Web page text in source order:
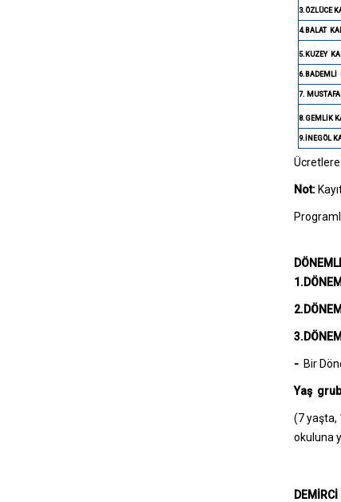
3.ÖZLÜCE
4.BALAT
5.KUZEY
6.BADEMLİ
7.
8.GEMLİK
9.İNEGÖL
Not:
1.
2.
- Bir
Yaş
(7 yaşta,
okuluna